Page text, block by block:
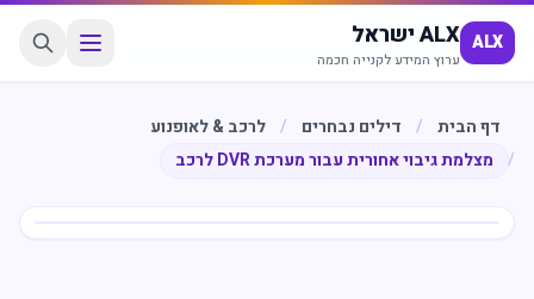
ALX ALX ישראל
ערוץ המידע לקנייה חכמה
דף הבית / דילים נבחרים / לרכב & לאופנוע
/
מצלמת גיבוי אחורית עבור מערכת DVR לרכב